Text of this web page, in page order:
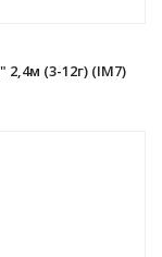
(3-12г) (IM7)